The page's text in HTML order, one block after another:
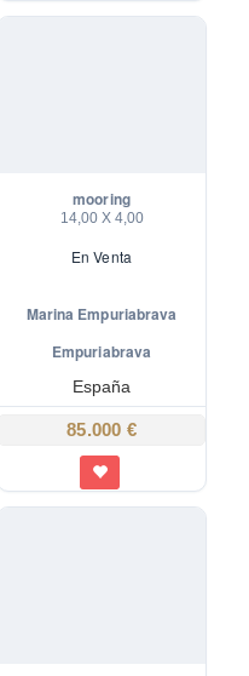
mooring
14,00 X 4,00
En Venta
Marina Empuriabrava
Empuriabrava
España
85.000 €